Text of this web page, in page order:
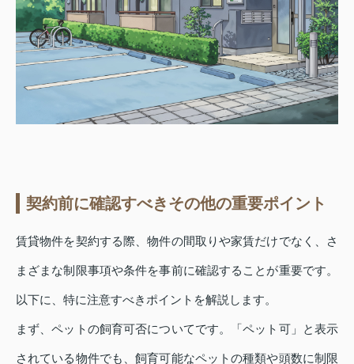
契約前に確認すべきその他の重要ポイント
賃貸物件を契約する際、物件の間取りや家賃だけでなく、さ
まざまな制限事項や条件を事前に確認することが重要です。
以下に、特に注意すべきポイントを解説します。
まず、ペットの飼育可否についてです。「ペット可」と表示
されている物件でも、飼育可能なペットの種類や頭数に制限